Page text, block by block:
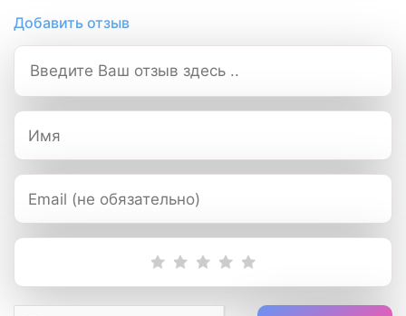
Добавить отзыв